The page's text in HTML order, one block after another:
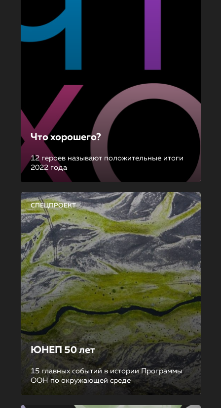
Что хорошего?
12 героев называют положительные итоги
2022 года
СПЕЦПРОЕКТ
ЮНЕП 50 лет
15 главных событий в истории Программы
ООН по окружающей среде